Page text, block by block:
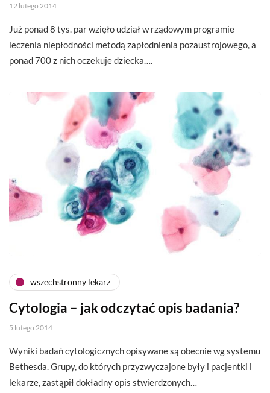
12 lutego 2014
Już ponad 8 tys. par wzięło udział w rządowym programie
leczenia niepłodności metodą zapłodnienia pozaustrojowego, a
ponad 700 z nich oczekuje dziecka….
wszechstronny lekarz
Cytologia – jak odczytać opis badania?
5 lutego 2014
Wyniki badań cytologicznych opisywane są obecnie wg systemu
Bethesda. Grupy, do których przyzwyczajone były i pacjentki i
lekarze, zastąpił dokładny opis stwierdzonych…